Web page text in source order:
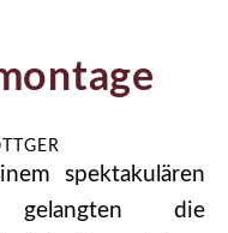
spektakulären
gelangten die